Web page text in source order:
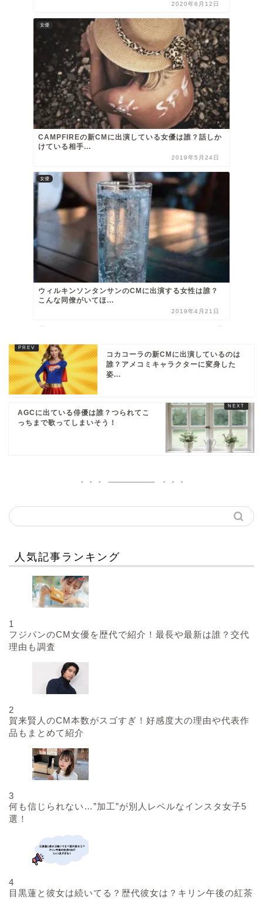
2020年6月12日
女優
CAMPFIREの新CMに出演している女優は誰？話しか
けている相手...
2019年5月24日
女優
ウィルキンソンタンサンのCMに出演する女性は誰？
こんな同僚がいてほ...
2019年4月21日
コカコーラの新CMに出演しているのは
誰？アメコミキャラクターに変身した
姿...
AGCに出ている俳優は誰？つられてこ
っちまで歌ってしまいそう！
人気記事ランキング
1
フジパンのCM女優を歴代で紹介！最長や最新は誰？交代
理由も調査
2
賀来賢人のCM本数がスゴすぎ！好感度大の理由や代表作
品もまとめて紹介
3
何も信じられない…”加工”が別人レベルなインスタ女子5
選！
4
目黒蓮と彼女は続いてる？歴代彼女は？キリン午後の紅茶